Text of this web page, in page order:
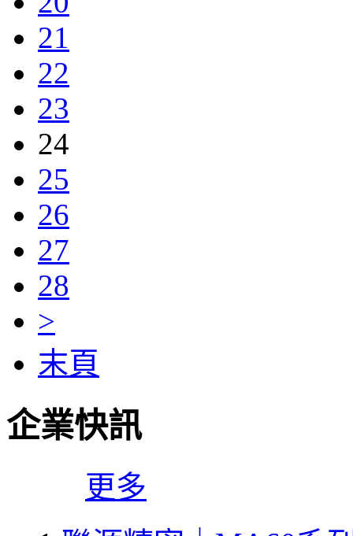
21
22
23
24
25
26
27
28
>
末頁
企業快訊
更多